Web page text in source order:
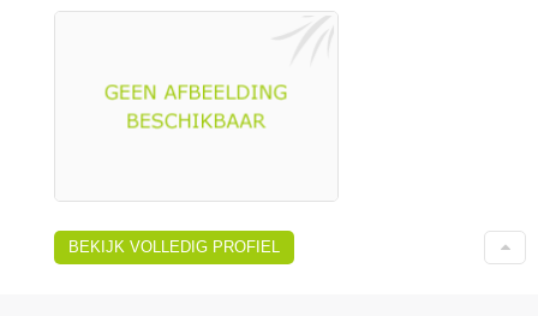
BEKIJK VOLLEDIG PROFIEL